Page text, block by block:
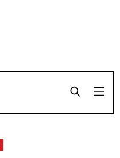
SHARE
SHARE